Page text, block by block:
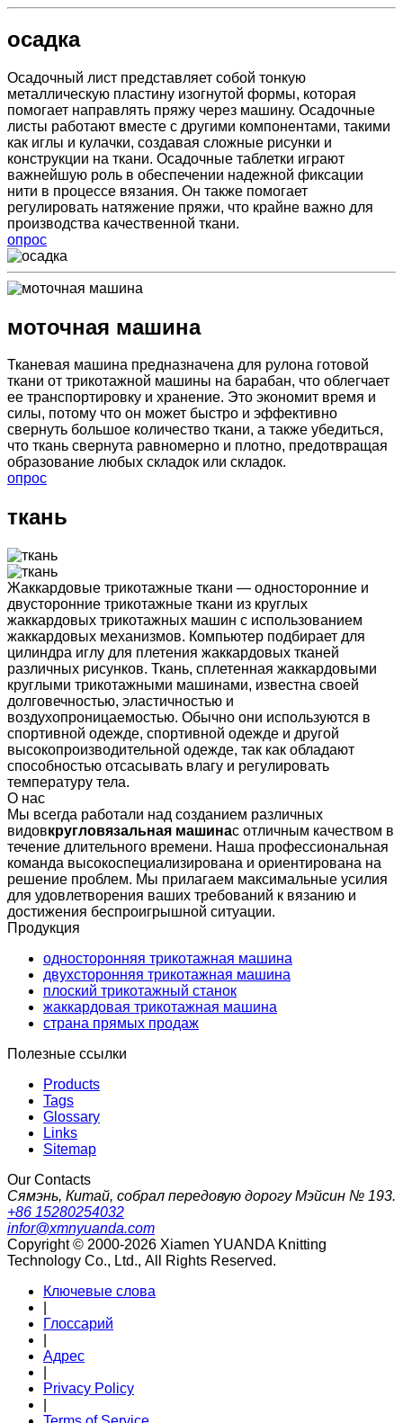
осадка
Осадочный лист представляет собой тонкую
металлическую пластину изогнутой формы, которая
помогает направлять пряжу через машину. Осадочные
листы работают вместе с другими компонентами, такими
как иглы и кулачки, создавая сложные рисунки и
конструкции на ткани. Осадочные таблетки играют
важнейшую роль в обеспечении надежной фиксации
нити в процессе вязания. Он также помогает
регулировать натяжение пряжи, что крайне важно для
производства качественной ткани.
опрос
моточная машина
Тканевая машина предназначена для рулона готовой
ткани от трикотажной машины на барабан, что облегчает
ее транспортировку и хранение. Это экономит время и
силы, потому что он может быстро и эффективно
свернуть большое количество ткани, а также убедиться,
что ткань свернута равномерно и плотно, предотвращая
образование любых складок или складок.
опрос
ткань
Жаккардовые трикотажные ткани — односторонние и
двусторонние трикотажные ткани из круглых
жаккардовых трикотажных машин с использованием
жаккардовых механизмов. Компьютер подбирает для
цилиндра иглу для плетения жаккардовых тканей
различных рисунков. Ткань, сплетенная жаккардовыми
круглыми трикотажными машинами, известна своей
долговечностью, эластичностью и
воздухопроницаемостью. Обычно они используются в
спортивной одежде, спортивной одежде и другой
высокопроизводительной одежде, так как обладают
способностью отсасывать влагу и регулировать
температуру тела.
О нас
Мы всегда работали над созданием различных
видовкругловязальная машинас отличным качеством в
течение длительного времени. Наша профессиональная
команда высокоспециализирована и ориентирована на
решение проблем. Мы прилагаем максимальные усилия
для удовлетворения ваших требований к вязанию и
достижения беспроигрышной ситуации.
Продукция
односторонняя трикотажная машина
двухсторонняя трикотажная машина
плоский трикотажный станок
жаккардовая трикотажная машина
страна прямых продаж
Полезные ссылки
Products
Tags
Glossary
Links
Sitemap
Our Contacts
Сямэнь, Китай, собрал передовую дорогу Мэйсин № 193.
+86 15280254032
infor@xmnyuanda.com
Copyright © 2000-2026 Xiamen YUANDA Knitting
Technology Co., Ltd., All Rights Reserved.
Ключевые слова
Глоссарий
Адрес
Privacy Policy